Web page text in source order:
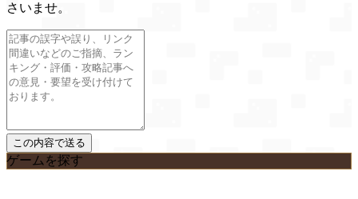
さいませ。
ゲームを探す